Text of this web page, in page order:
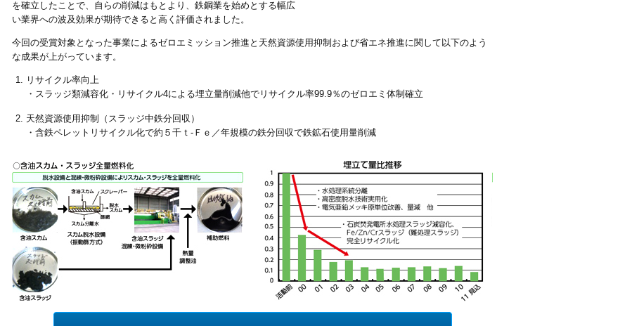
を確立したことで、自らの削減はもとより、鉄鋼業を始めとする幅広
い業界への波及効果が期待できると高く評価されました。
今回の受賞対象となった事業によるゼロエミッション推進と天然資源使用抑制および省エネ推進に関して以下のよう
な成果が上がっています。
リサイクル率向上
・スラッジ類減容化・リサイクル4による埋立量削減他でリサイクル率99.9％のゼロエミ体制確立
天然資源使用抑制（スラッジ中鉄分回収）
・含鉄ペレットリサイクル化で約５千ｔ-Ｆｅ／年規模の鉄分回収で鉄鉱石使用量削減